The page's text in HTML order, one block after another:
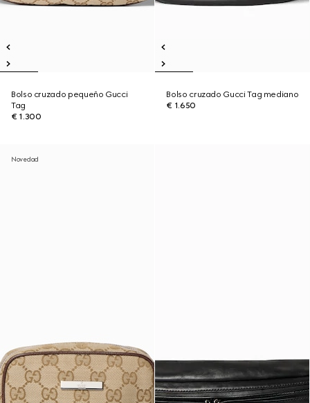
Bolso cruzado pequeño Gucci
Tag
€ 1.300
Bolso cruzado Gucci Tag mediano
€ 1.650
Novedad